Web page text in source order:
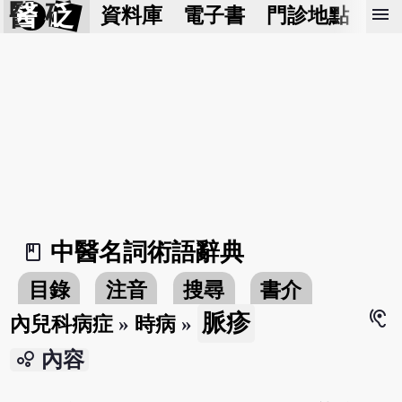
醫 砭 資料庫 電子書 門診地點 預
menu
book_2
中醫名詞術語辭典
目錄 注音 搜尋
書介
內兒科病症 » 時病 » 脈疹
hearing
bubble_chart 內容